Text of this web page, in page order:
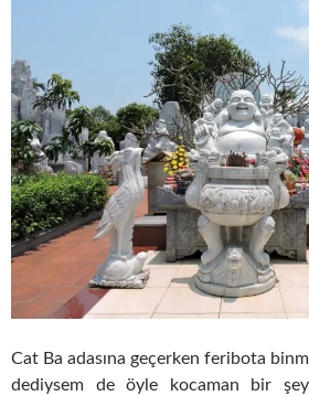
Cat Ba adasına geçerken feribota
dediysem de öyle kocaman bir